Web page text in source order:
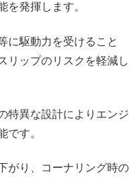
を発揮します。
に駆動力を受けること
リップのリスクを軽減し
特異な設計によりエンジ
です。
がり、コーナリング時の